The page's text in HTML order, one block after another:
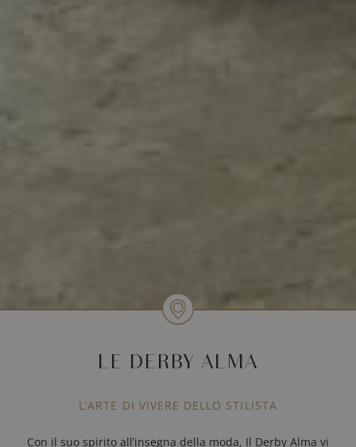
LE DERBY ALMA
L’ARTE DI VIVERE DELLO STILISTA
Con il suo spirito all’insegna della moda, Il Derby Alma vi